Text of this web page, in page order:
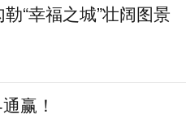
“幸福之城”壮阔图景
赢！